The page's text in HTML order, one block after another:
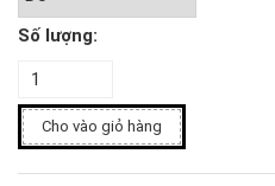
Số lượng:
Cho vào giỏ hàng